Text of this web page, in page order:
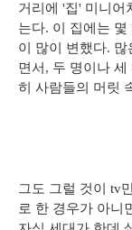
거리에 '집' 미니어
는다. 이 집에는
이 많이 변했다.
면서, 두 명이나
히 사람들의 머릿
그도 그럴 것이 tv
로 한 경우가 아니